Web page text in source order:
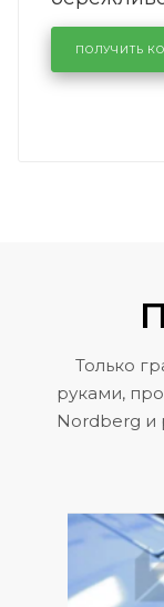
кузовном
ПОЛУЧИТЬ
Только
руками,
Nordberg и